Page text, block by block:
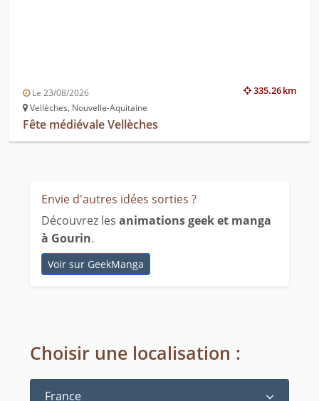
335.26 km
Le 23/08/2026
Vellèches, Nouvelle-Aquitaine
Fête médiévale Vellèches
Envie d'autres idées sorties ?
Découvrez les animations geek et manga
à Gourin.
Voir sur GeekManga
Choisir une localisation :
France